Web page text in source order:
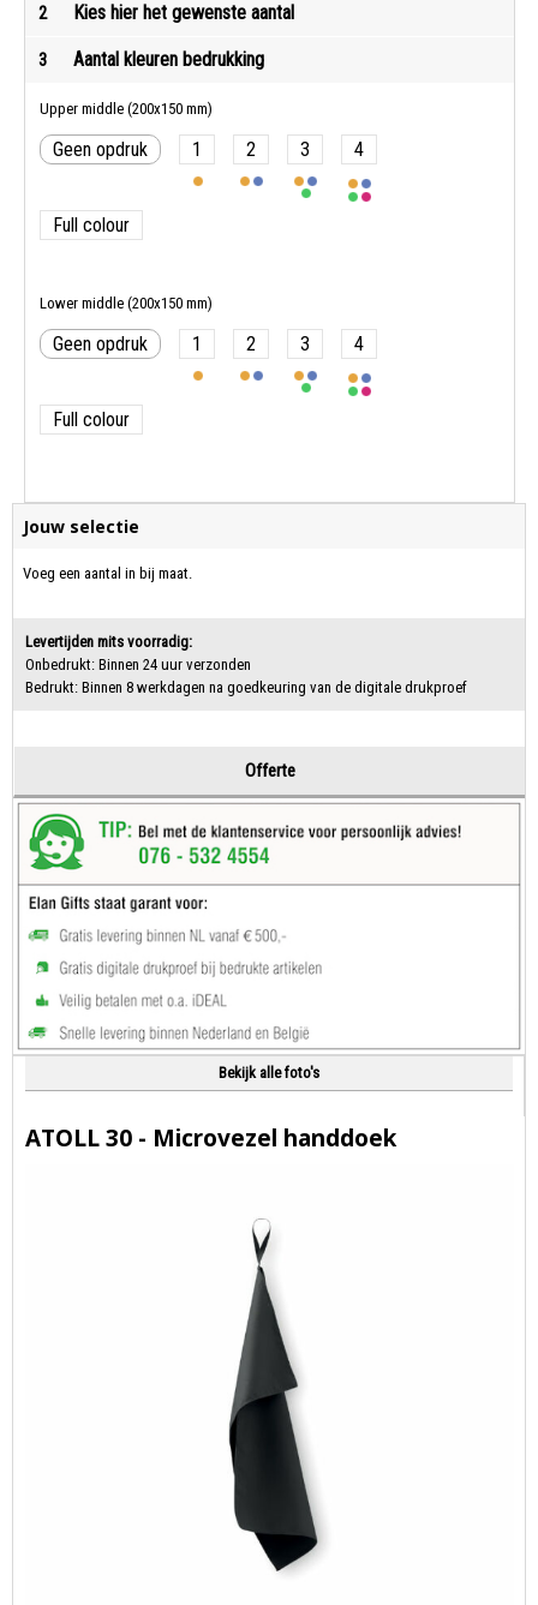
2 Kies hier het gewenste aantal
3 Aantal kleuren bedrukking
Upper middle (200x150 mm)
Geen opdruk 1 2 3 4
Full colour
Lower middle (200x150 mm)
Geen opdruk 1 2 3 4
Full colour
Jouw selectie
Voeg een aantal in bij maat.
Levertijden mits voorradig:
Onbedrukt: Binnen 24 uur verzonden
Bedrukt: Binnen 8 werkdagen na goedkeuring van de digitale drukproef
Offerte
Bekijk alle foto's
ATOLL 30 - Microvezel handdoek